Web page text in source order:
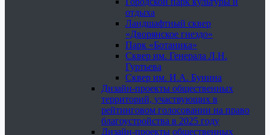
отдыха
Ландшафтный сквер
«Дворянское гнездо»
Парк «Ботаника»
Сквер им. Генерала Л.Н.
Гуртьева
Сквер им. И.А. Бунина
Дизайн-проекты общественных
территорий, участвующих в
рейтинговом голосовании на право
благоустройства в 2025 году
Дизайн-проекты общественных